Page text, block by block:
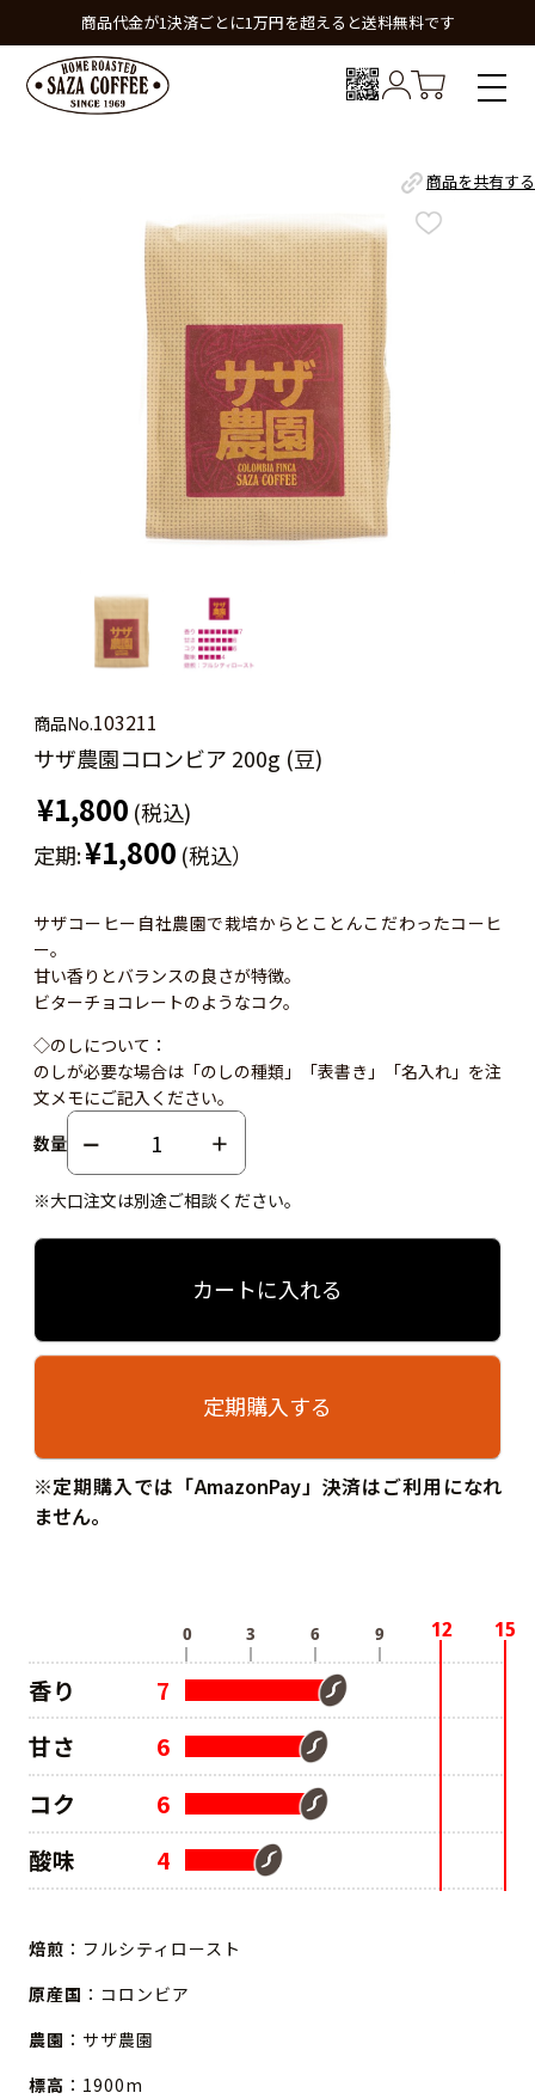
商品代金が1決済ごとに1万円を超えると送料無料です
商品を共有する
商品No.103211
サザ農園コロンビア 200g (豆)
¥1,800 (税込)
定期:¥1,800 (税込）
サザコーヒー自社農園で栽培からとことんこだわったコーヒ
ー。
甘い香りとバランスの良さが特徴。
ビターチョコレートのようなコク。
◇のしについて：
のしが必要な場合は「のしの種類」「表書き」「名入れ」を注
文メモにご記入ください。
数量
※大口注文は別途ご相談ください。
カートに入れる
定期購入する
※定期購入では「AmazonPay」決済はご利用になれ
ません。
香り
7
甘さ
6
コク
6
酸味
4
焙煎 ：フルシティロースト
原産国 ：コロンビア
農園 ：サザ農園
標高 ：1900m